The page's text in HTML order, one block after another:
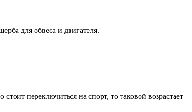
для обвеса и двигателя.
переключиться на спорт, то таковой возрастает